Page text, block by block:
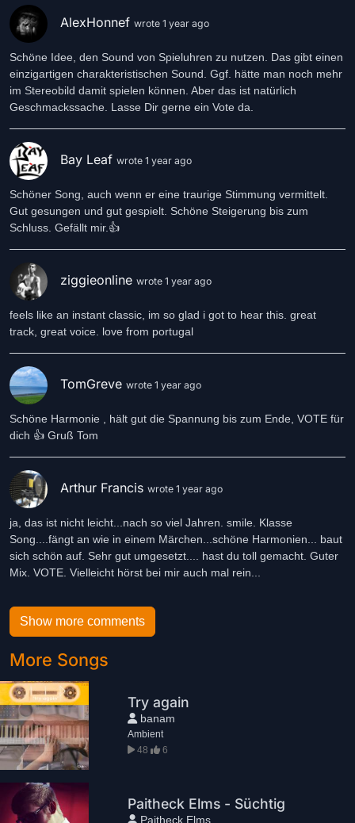
AlexHonnef wrote 1 year ago
Schöne Idee, den Sound von Spieluhren zu nutzen. Das gibt einen
einzigartigen charakteristischen Sound. Ggf. hätte man noch mehr
im Stereobild damit spielen können. Aber das ist natürlich
Geschmackssache. Lasse Dir gerne ein Vote da.
Bay Leaf wrote 1 year ago
Schöner Song, auch wenn er eine traurige Stimmung vermittelt.
Gut gesungen und gut gespielt. Schöne Steigerung bis zum
Schluss. Gefällt mir.👍
ziggieonline wrote 1 year ago
feels like an instant classic, im so glad i got to hear this. great
track, great voice. love from portugal
TomGreve wrote 1 year ago
Schöne Harmonie , hält gut die Spannung bis zum Ende, VOTE für
dich 👍 Gruß Tom
Arthur Francis wrote 1 year ago
ja, das ist nicht leicht...nach so viel Jahren. smile. Klasse
Song....fängt an wie in einem Märchen...schöne Harmonien... baut
sich schön auf. Sehr gut umgesetzt.... hast du toll gemacht. Guter
Mix. VOTE. Vielleicht hörst bei mir auch mal rein...
Show more comments
More Songs
Try again
banam
Ambient
48
6
Paitheck Elms - Süchtig
Paitheck Elms